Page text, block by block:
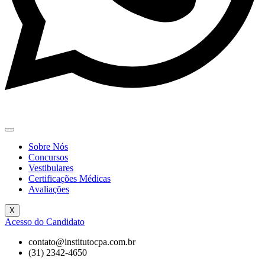
Sobre Nós
Concursos
Vestibulares
Certificações Médicas
Avaliações
X
Acesso do Candidato
contato@institutocpa.com.br
(31) 2342-4650